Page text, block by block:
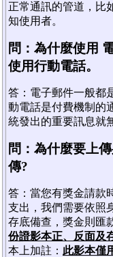
正常通訊的管道，比
知使用者。
問：為什麼使用
使用行動電話。
答：電子郵件一般都
動電話是付費機制的
統發出的重要訊息就
問：為什麼要上
傳?
答：當您有獎金請款
支出，我們需要依照
存底備查，獎金則匯
份證影本正、反面及
本上加註： 此影本僅